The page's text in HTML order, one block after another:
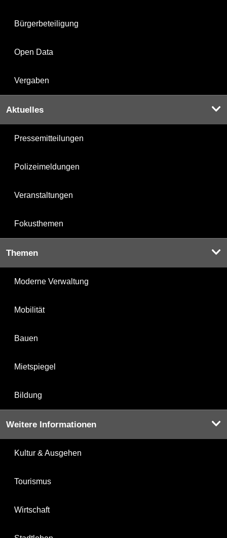
Bürgerbeteiligung
Open Data
Vergaben
Aktuelles
Pressemitteilungen
Polizeimeldungen
Veranstaltungen
Fokusthemen
Themen
Moderne Verwaltung
Mobilität
Bauen
Mietspiegel
Bildung
Weitere Informationen
Kultur & Ausgehen
Tourismus
Wirtschaft